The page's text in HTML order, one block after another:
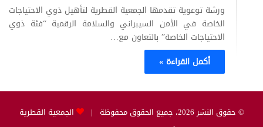
ورشة توعوية تقدمها الجمعية القطرية لتأهيل ذوي الاحتياجات
الخاصة في الأمن السيبراني والسلامة الرقمية “فئة ذوي
الاحتياجات الخاصة” بالتعاون مع…
أكمل القراءة »
© حقوق النشر 2026، جميع الحقوق محفوظة |
الجمعية القطرية